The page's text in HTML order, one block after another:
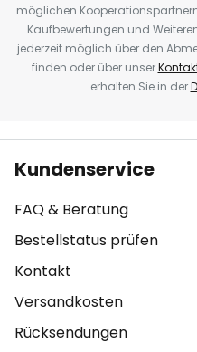
möglichen
Kaufbewertungen und
jederzeit möglich über den
finden oder über unser
erhalten Sie in der
Kundenservice
FAQ & Beratung
Bestellstatus prüfen
Kontakt
Versandkosten
Rücksendungen